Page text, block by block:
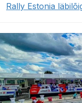
Rally Estonia